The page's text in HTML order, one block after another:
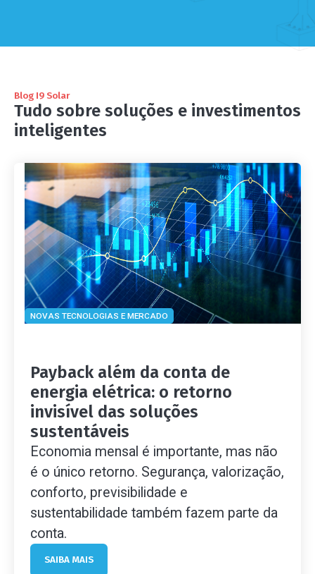
Blog I9 Solar
Tudo sobre soluções e investimentos
inteligentes
NOVAS TECNOLOGIAS E MERCADO
Payback além da conta de
energia elétrica: o retorno
invisível das soluções
sustentáveis
Economia mensal é importante, mas não
é o único retorno. Segurança, valorização,
conforto, previsibilidade e
sustentabilidade também fazem parte da
conta.
SAIBA MAIS